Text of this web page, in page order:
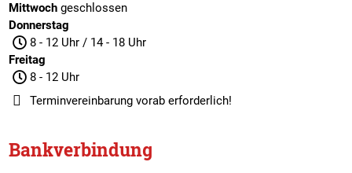
Mittwochgeschlossen
Donnerstag
8 - 12 Uhr / 14 - 18 Uhr
Freitag
8 - 12 Uhr
Terminvereinbarungvorab erforderlich!
Bankverbindung